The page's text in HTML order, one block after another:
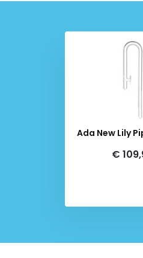
Ada New Lily
€